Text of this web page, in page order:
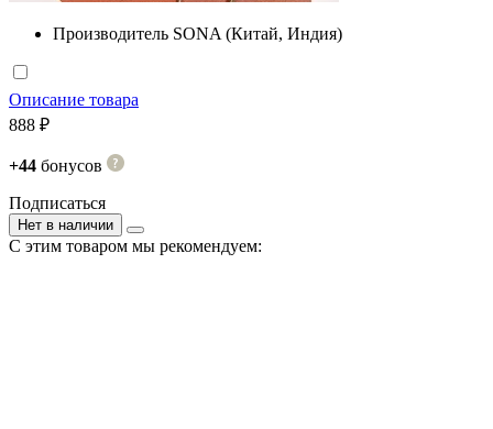
Производитель SONA (Китай, Индия)
Описание товара
888 ₽
+44 бонусов
Подписаться
Нет в наличии
С этим товаром мы рекомендуем: